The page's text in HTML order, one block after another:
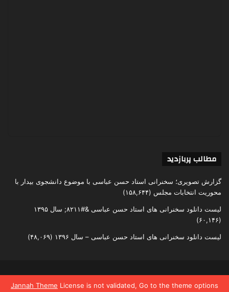
Jannah Theme License is not validated, Go to the theme options
مطالب پربازدید
گزارش تصویری؛ سخنرانی استاد حسن عباسی با موضوع دانشجوی بیدار با
محوریت انتخابات مجلس (۱۵۸,۶۴۴)
لیست دانلود سخنرانی های استاد حسن عباسی &#۸۲۱۱; سال ۱۳۹۵
(۶۰,۱۴۶)
لیست دانلود سخنرانی های استاد حسن عباسی – سال ۱۳۹۶ (۴۸,۰۶۹)